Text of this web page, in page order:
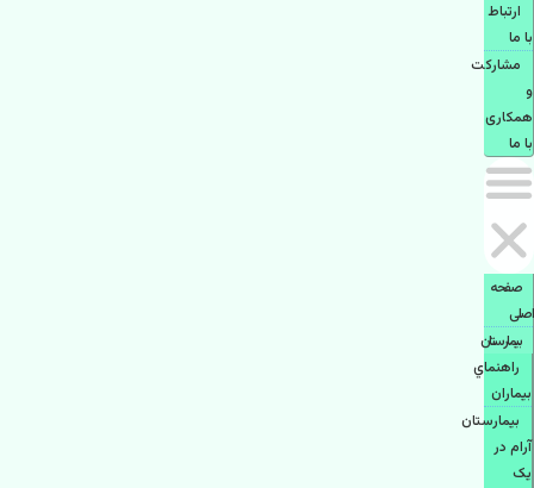
ارتباط
با ما
مشاركت
و
همكاری
با ما
صفحه
اصلی
بيمارستان
راهنماي
بیماران
بیمارستان
آرام در
یک